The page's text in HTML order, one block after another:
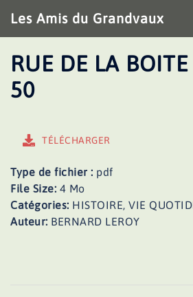
au
contenu
Les Amis du Grandvaux
RUE DE LA
50
TÉLÉCHARGER
Type de fichier : pdf
File Size: 4 Mo
Catégories: HISTOIRE, VIE
Auteur: BERNARD LEROY